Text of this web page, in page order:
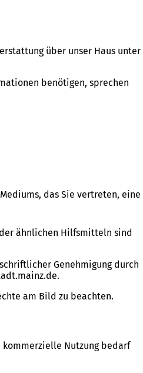
über unser Haus unter
benötigen, sprechen
das Sie vertreten, eine
ähnlichen Hilfsmitteln sind
Genehmigung durch
de.
am Bild zu beachten.
Nutzung bedarf